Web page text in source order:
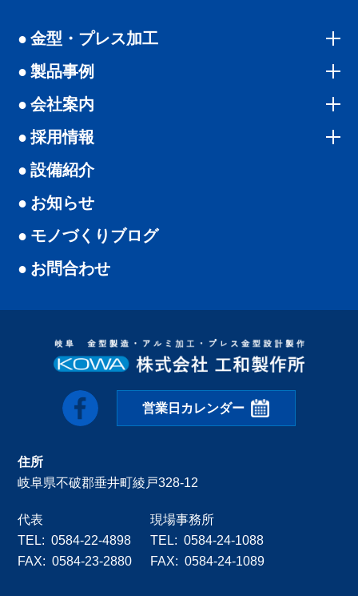
金型・プレス加工
製品事例
会社案内
採用情報
設備紹介
お知らせ
モノづくりブログ
お問合わせ
営業日カレンダー
住所
岐阜県不破郡垂井町綾戸328-12
代表
0584-22-4898
0584-23-2880
現場事務所
0584-24-1088
0584-24-1089